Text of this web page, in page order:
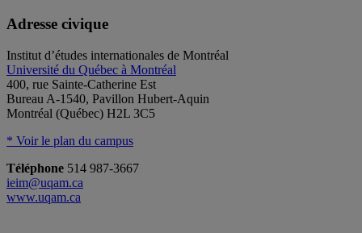
Adresse civique
Institut d’études internationales de Montréal
Université du Québec à Montréal
400, rue Sainte-Catherine Est
Bureau A-1540, Pavillon Hubert-Aquin
Montréal (Québec) H2L 3C5
* Voir le plan du campus
Téléphone 514 987-3667
ieim@uqam.ca
www.uqam.ca